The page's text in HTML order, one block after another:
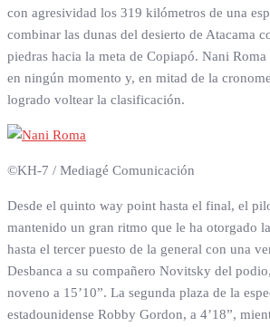
con agresividad los 319 kilómetros de una
combinar las dunas del desierto de Atacama
piedras hacia la meta de Copiapó. Nani
en ningún momento y, en mitad de la
logrado voltear la clasificación.
©KH-7 / Mediagé Comunicación
Desde el quinto way point hasta el final, el
mantenido un gran ritmo que le ha otorgado
hasta el tercer puesto de la general con una
Desbanca a su compañero Novitsky del
noveno a 15’10”. La segunda plaza de la
estadounidense Robby Gordon, a 4’18”,